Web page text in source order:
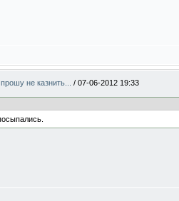
не казнить... / 07-06-2012 19:33